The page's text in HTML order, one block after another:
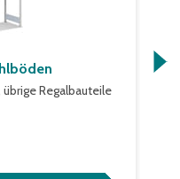
Regalbauteile